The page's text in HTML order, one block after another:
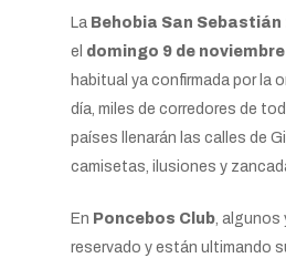
La Behobia San Sebastián
el domingo 9 de
habitual ya confirmada por la
día, miles de corredores de
países llenarán las calles de
camisetas, ilusiones y
En Poncebos Club, algunos
reservado y están ultimando